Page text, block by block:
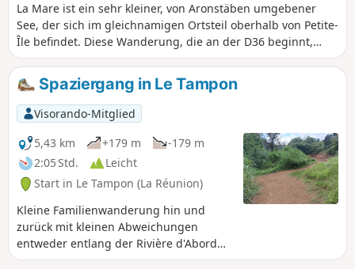
La Mare ist ein sehr kleiner, von Aronstäben umgebener
See, der sich im gleichnamigen Ortsteil oberhalb von Petite-
Île befindet. Diese Wanderung, die an der D36 beginnt,
führt durch den wunderschönen Wald „Forêt des Hauts de
Mont Vert“ und bietet am Ende der Strecke herrliche
Ausblicke auf den Süden der Insel sowie auf die Rivière des
Remparts, wobei man einen sehr gut begehbaren, von
Aronstaben gesäumten Weg nimmt. Es besteht die
Möglichkeit, die Tour bis zum „Relais de Petite Île“ oder bis
zur „Domaine Vidot“ zu verlängern.
Spaziergang in Le Tampon
Visorando-Mitglied
5,43 km
+179 m
-179 m
2:05 Std.
Leicht
Start in Le Tampon (La Réunion)
Kleine Familienwanderung hin und
zurück mit kleinen Abweichungen
entweder entlang der Rivière d'Abord
oder am Rande der Zuckerrohrfelder.